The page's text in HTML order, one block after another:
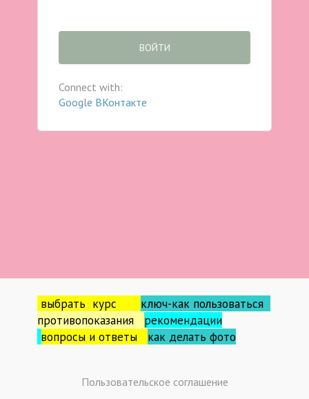
ВОЙТИ
Connect with:
Google ВКонтакте
выбрать курс ключ-как пользоваться
противопоказания рекомендации
вопросы и ответы как делать фото
Пользовательское соглашение